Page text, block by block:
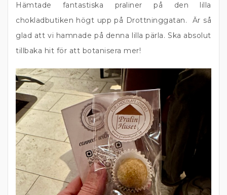
Hämtade fantastiska praliner på den lilla
chokladbutiken högt upp på Drottninggatan. Är så
glad att vi hamnade på denna lilla pärla. Ska absolut
tillbaka hit för att botanisera mer!